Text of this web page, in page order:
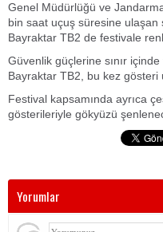
Genel Müdürlüğü ve
bin saat uçuş süresine ulaşan
Bayraktar TB2 de festivale
Güvenlik güçlerine sınır
Bayraktar TB2, bu kez gösteri
Festival kapsamında ayrıca
gösterileriyle gökyüzü
Yorumlar